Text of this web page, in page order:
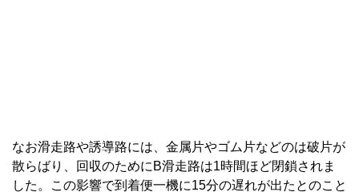
なお滑走路や誘導路には、金属片やゴム片などのは破片が
散らばり、回収のためにB滑走路は1時間ほど閉鎖されま
した。この影響で到着便一機に15分の遅れが出たとのこと